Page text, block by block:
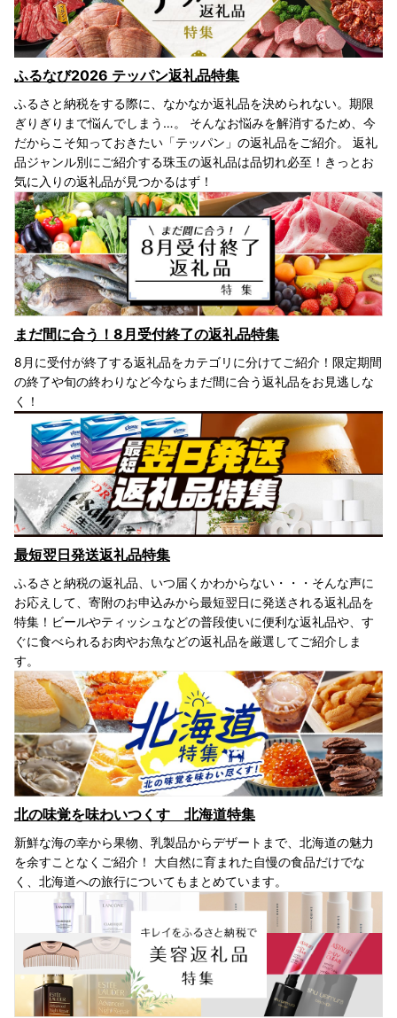
ふるなび2026 テッパン返礼品特集
ふるさと納税をする際に、なかなか返礼品を決められない。期限
ぎりぎりまで悩んでしまう…。 そんなお悩みを解消するため、今
だからこそ知っておきたい「テッパン」の返礼品をご紹介。 返礼
品ジャンル別にご紹介する珠玉の返礼品は品切れ必至！きっとお
気に入りの返礼品が見つかるはず！
まだ間に合う！8月受付終了の返礼品特集
8月に受付が終了する返礼品をカテゴリに分けてご紹介！限定期間
の終了や旬の終わりなど今ならまだ間に合う返礼品をお見逃しな
く！
最短翌日発送返礼品特集
ふるさと納税の返礼品、いつ届くかわからない・・・そんな声に
お応えして、寄附のお申込みから最短翌日に発送される返礼品を
特集！ビールやティッシュなどの普段使いに便利な返礼品や、す
ぐに食べられるお肉やお魚などの返礼品を厳選してご紹介しま
す。
北の味覚を味わいつくす 北海道特集
新鮮な海の幸から果物、乳製品からデザートまで、北海道の魅力
を余すことなくご紹介！ 大自然に育まれた自慢の食品だけでな
く、北海道への旅行についてもまとめています。